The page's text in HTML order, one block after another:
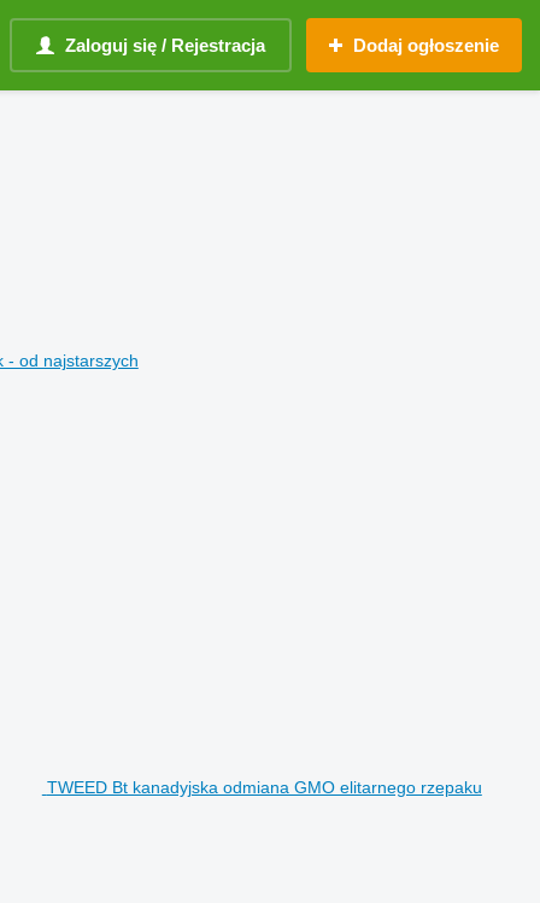
Zaloguj się / Rejestracja Dodaj ogłoszenie
- od najstarszych
TWEED Bt kanadyjska odmiana GMO elitarnego rzepaku